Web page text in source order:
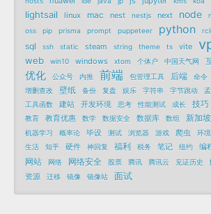
lightsail linux mac nest nestjs next node
oss pip prisma prompt puppeteer python
sql ssh static steam string theme ts vite
web win10 windows xtom 个体户 中国天气网
优化 公众号 内推 前端 包管理工具 后端 命令
增删查改
壁纸 备份 复盘 娱乐 字符串 字节跳动
工具函数 建站 开发环境 思考 性能测试 成长 技巧
教育
教育优惠 数学 数据安全 数据库 数组 新加坡
机器学习
概率论 毕设 测试 浏览器 游戏 爬虫 环境
生活
知乎 硬件 神回复 福利 税务 笔记 纽约 编
网站 网络 网络安全 股票 腾讯 腾讯云 见证历史
资源 迁移 镜像 镜像站 面试